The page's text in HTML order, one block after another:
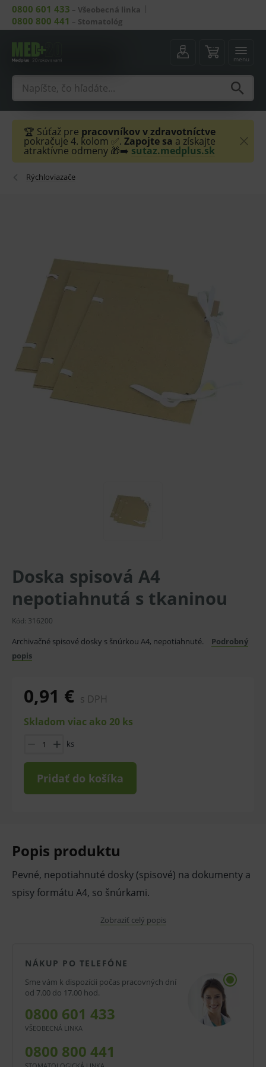
0800 601 433 – Všeobecná linka
0800 800 441 – Stomatológ
menu
🏆 Súťaž pre pracovníkov v zdravotníctve
pokračuje 4. kolom ✅. Zapojte sa a získajte
atraktívne odmeny 🎁➡️ sutaz.medplus.sk
Rýchloviazače
Doska spisová A4
nepotiahnutá s tkaninou
Kód: 316200
Archivačné spisové dosky s šnúrkou A4, nepotiahnuté.
Podrobný
popis
0,91 € s DPH
Skladom viac ako 20 ks
ks
Pridať do košíka
Popis produktu
Pevné, nepotiahnuté dosky (spisové) na dokumenty a
spisy formátu A4, so šnúrkami.
V prípade porušenia zapečateného obalu tohto
zmluvy v lehote 14 dní.
Zobraziť celý popis
NÁKUP PO TELEFÓNE
Sme vám k dispozícii počas pracovných dní
od 7.00 do 17.00 hod.
0800 601 433
VŠEOBECNÁ LINKA
0800 800 441